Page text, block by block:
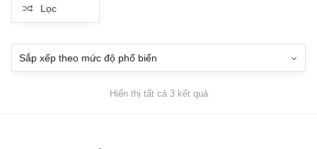
Lọc
Hiển thị tất cả 3 kết quảĐã